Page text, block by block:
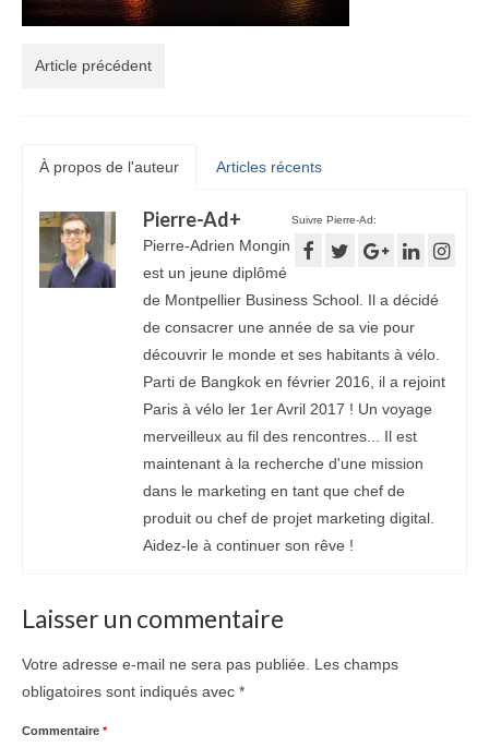
Article précédent
À propos de l'auteur Articles récents
Suivre Pierre-Ad:
Pierre-Ad+
Pierre-Adrien Mongin
est un jeune diplômé
de Montpellier Business School. Il a décidé
de consacrer une année de sa vie pour
découvrir le monde et ses habitants à vélo.
Parti de Bangkok en février 2016, il a rejoint
Paris à vélo ler 1er Avril 2017 ! Un voyage
merveilleux au fil des rencontres... Il est
maintenant à la recherche d'une mission
dans le marketing en tant que chef de
produit ou chef de projet marketing digital.
Aidez-le à continuer son rêve !
Laisser un commentaire
Votre adresse e-mail ne sera pas publiée.
Les champs
obligatoires sont indiqués avec *
Commentaire *